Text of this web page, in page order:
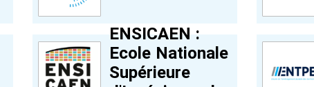
ENSICAEN :
Ecole Nationale
Supérieure